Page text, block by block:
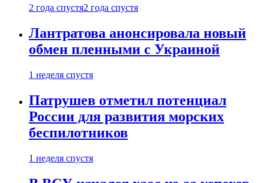
2 года спустя2 года спустя
Лантратова анонсировала новый
обмен пленными с Украиной
1 неделя спустя
Патрушев отметил потенциал
России для развития морских
беспилотников
1 неделя спустя